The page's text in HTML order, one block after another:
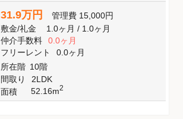
31.9万円 管理費 15,000円
敷金/礼金 1.0ヶ月/ 1.0ヶ月
仲介手数料
0.0ヶ月
フリーレント
0.0ヶ月
所在階 10階
間取り
2LDK
面積
52.16m2